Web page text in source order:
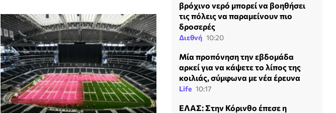
βρόχινο νερό μπορεί να βοηθήσει
τις πόλεις να παραμείνουν πιο
δροσερές
Διεθνή 10:20
Μία προπόνηση την εβδομάδα
αρκεί για να κάψετε το λίπος της
κοιλιάς, σύμφωνα με νέα έρευνα
Life 10:17
ΕΛΑΣ: Στην Κόρινθο έπεσε η